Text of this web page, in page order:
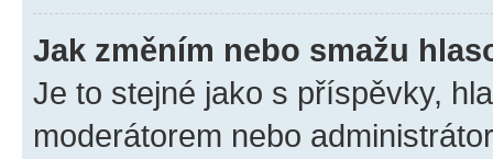
Jak změním nebo smažu
Je to stejné jako s příspěvky,
moderátorem nebo